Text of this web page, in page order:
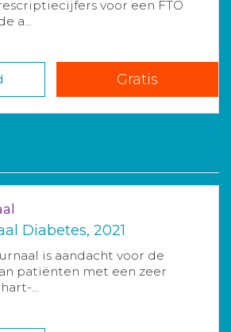
voor een FTO
a...
Gratis
Diabetes, 2021
is aandacht voor de
patiënten met een zeer
...